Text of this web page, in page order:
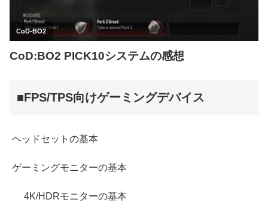
■FPS/TPS向けゲーミングデバイス
ヘッドセットの基本
ゲーミングモニターの基本
4K/HDRモニターの基本